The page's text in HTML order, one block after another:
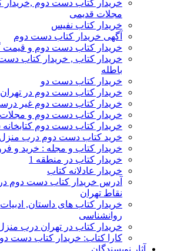
خریدار کتاب دست دوم ,خریدار
مجلات قدیمی
خریدار کتاب نفیس
آگهی خریدار کتاب دست دوم
خریدار کتاب دست دوم و قیمت
خریدار کتاب , خریدار کتاب
باطله
خریدار کتاب دست دو
خریدار کتاب دست دوم در تهران
خریدار کتاب دست دوم غیر
خریدار کتاب دست دوم و
خریدار کتاب دست دوم
خرید کتاب دست دوم درب منزل
خریدار کتاب و مجله : خرید و
خریدار کتاب در منطقه 1
خریدار عادلانه کتاب
آدرس خریدار کتاب دست دوم در
نقاط تهران
خریدار کتاب های داستان,
روانشناسی
خریدار کتاب در تهران درب
کارا کتاب: خریدار کتاب دست